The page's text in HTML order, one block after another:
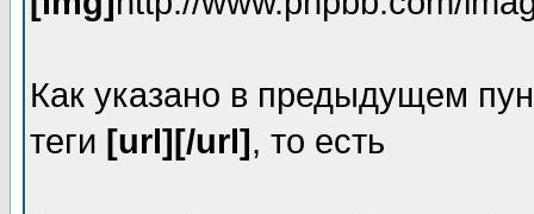
Как указано в предыдущем
теги [url][/url], то есть